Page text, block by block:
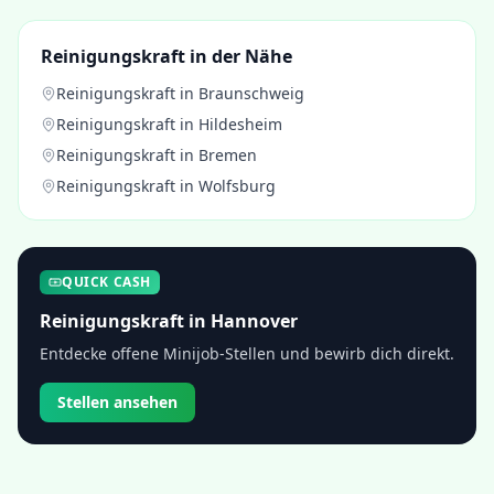
Reinigungskraft in der Nähe
Reinigungskraft in Braunschweig
Reinigungskraft in Hildesheim
Reinigungskraft in Bremen
Reinigungskraft in Wolfsburg
QUICK CASH
Reinigungskraft in Hannover
Entdecke offene Minijob-Stellen und bewirb dich direkt.
Stellen ansehen